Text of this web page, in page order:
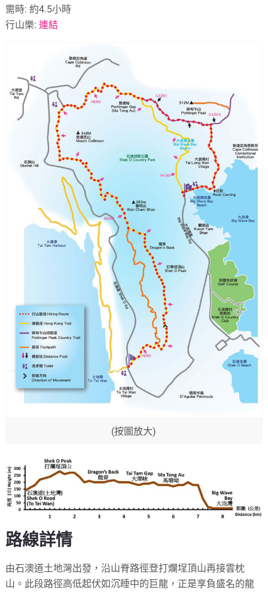
需時: 約4.5小時
行山樂:連結
(按圖放大)
路線詳情
由石澳道土地灣出發，沿山脊路徑登打爛埕頂山再接雲枕
山。此段路徑高低起伏如沉睡中的巨龍，正是享負盛名的龍